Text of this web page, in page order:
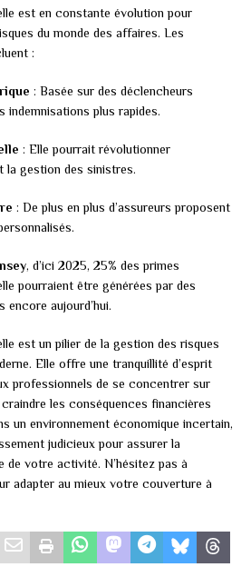
est en constante évolution pour
du monde des affaires. Les
:
: Basée sur des déclencheurs
indemnisations plus rapides.
: Elle pourrait révolutionner
la gestion des sinistres.
: De plus en plus d’assureurs proposent
, d’ici 2025, 25% des primes
pourraient être générées par des
encore aujourd’hui.
est un pilier de la gestion des risques
Elle offre une tranquillité d’esprit
professionnels de se concentrer sur
les conséquences financières
un environnement économique incertain,
judicieux pour assurer la
de votre activité. N’hésitez pas à
adapter au mieux votre couverture à